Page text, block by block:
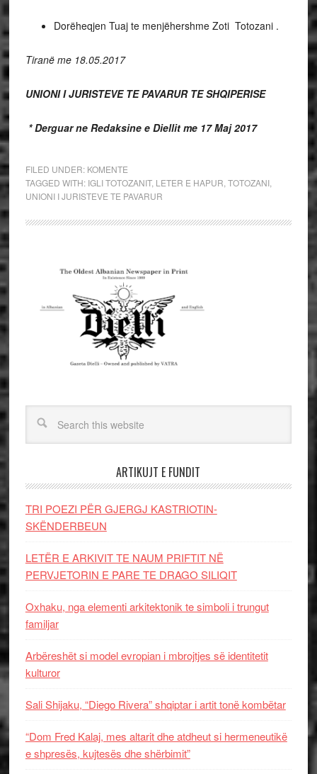
Dorëheqjen Tuaj te menjëhershme Zoti Totozani .
Tiranë me 18.05.2017
UNIONI I JURISTEVE TE PAVARUR TE SHQIPERISE
* Derguar ne Redaksine e Diellit me 17 Maj 2017
FILED UNDER: KOMENTE
TAGGED WITH: IGLI TOTOZANIT, LETER E HAPUR TOTOZANI,
UNIONI I JURISTEVE TE PAVARUR
ARTIKUJT E FUNDIT
TRI POEZI PËR GJERGJ KASTRIOTIN-
SKËNDERBEUN
LETËR E ARKIVIT TE NAUM PRIFTIT NË
PERVJETORIN E PARE TE DRAGO SILIQIT
Oxhaku, nga elementi arkitektonik te simboli i trungut
familjar
Arbëreshët si model evropian i mbrojtjes së identitetit
kulturor
Sali Shijaku, “Diego Rivera” shqiptar i artit tonë kombëtar
“Dom Fred Kalaj, mes altarit dhe atdheut si hermeneutikë
e shpresës, kujtesës dhe shërbimit”